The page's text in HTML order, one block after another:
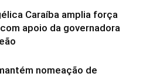
Caraíba amplia força
apoio da governadora
nomeação de